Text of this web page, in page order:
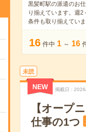
黒髪町駅の派遣のお仕
り揃えています。週2
条件も取り揃えていま
16 件中 1 ～ 16
未読
NEW 掲載日
【オープ
仕事の1つ